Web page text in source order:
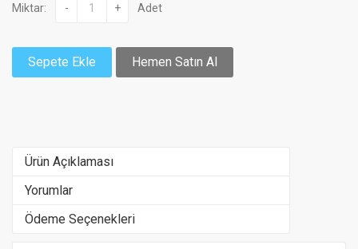
Miktar: - + Adet
Sepete Ekle Hemen Satın Al
Ürün Açıklaması
Yorumlar
Ödeme Seçenekleri